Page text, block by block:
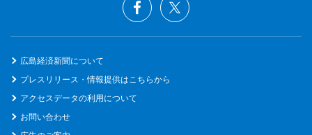
広島経済新聞について
プレスリリース・情報提供はこちらから
アクセスデータの利用について
お問い合わせ